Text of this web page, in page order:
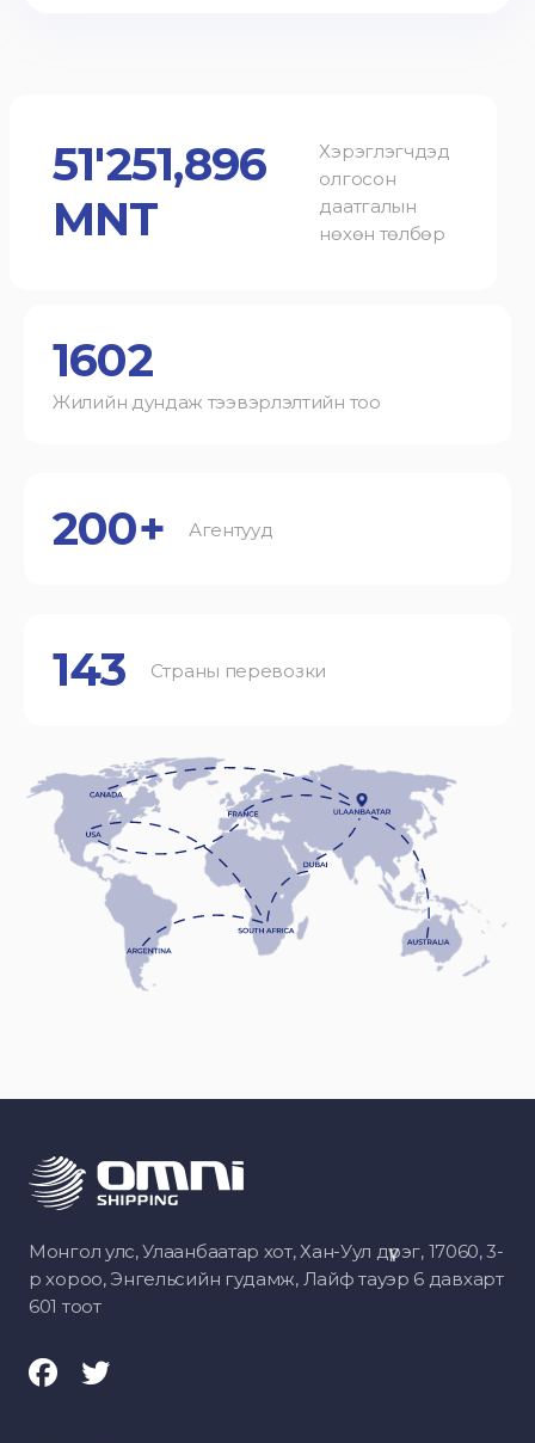
51'251,896
MNT
Хэрэглэгчдэд
олгосон
даатгалын
нөхөн төлбөр
1602
Жилийн дундаж тээвэрлэлтийн тоо
200+ Агентууд
143 Страны перевозки
Монгол улс, Улаанбаатар хот, Хан-Уул дүүрэг, 17060, 3-
р хороо, Энгельсийн гудамж, Лайф тауэр 6 давхарт
601 тоот